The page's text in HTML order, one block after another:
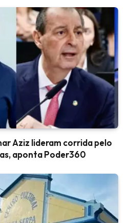
Aziz lideram corrida pelo
aponta Poder360